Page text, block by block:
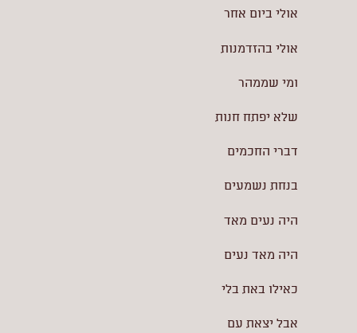
אולי ביום אחר
אולי בהזדמנות
ומי שממהר
שלא יפתח חנות
דברי החכמים
בנחת נשמעים
היה נעים מאד
היה מאד נעים
כאילו באת בלי
אבל יצאת עם